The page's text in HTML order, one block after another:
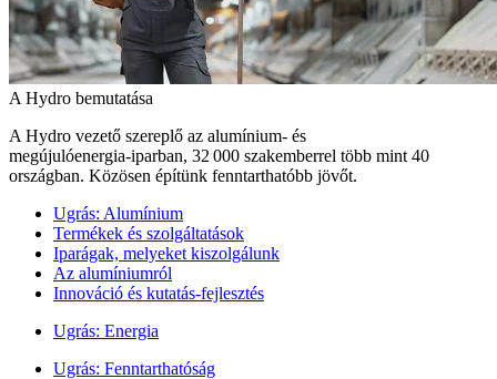
A Hydro bemutatása
A Hydro vezető szereplő az alumínium- és
megújulóenergia‑iparban, 32 000 szakemberrel több mint 40
országban. Közösen építünk fenntarthatóbb jövőt.
Ugrás: Alumínium
Termékek és szolgáltatások
Iparágak, melyeket kiszolgálunk
Az alumíniumról
Innováció és kutatás-fejlesztés
Ugrás: Energia
Ugrás: Fenntarthatóság